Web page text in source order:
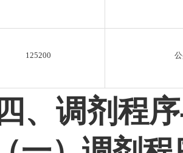
125200
四 、调剂程